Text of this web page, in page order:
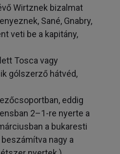
Wirtznek bizalmat
Sané, Gnabry,
veti be a kapitány,
Tosca vagy
gólszerző hátvéd,
eddig
2–1-re nyerte a
a bukaresti
nagy a